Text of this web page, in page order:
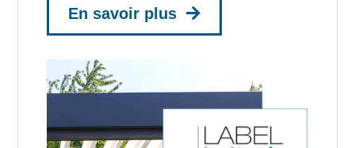
En savoir plus